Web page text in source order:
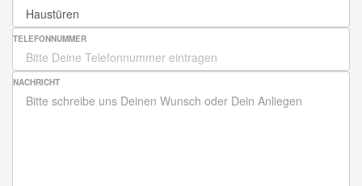
TELEFONNUMMER
NACHRICHT